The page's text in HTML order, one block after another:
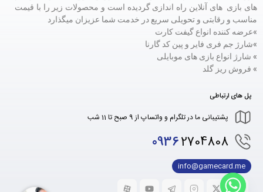
های بازی های آنلاین راه اندازی گردیده است و محصولات زیر را با قیمت
مناسب و رقابتی و تحویلی سریع در خدمت شما عزیزان میگذارد
»عرضه کننده انواع گیفت کارت
»شارژ جم فری فایر و پین کد گارنا
» شارژ انواع بازی های موبایلی
» فروش ریز گلد
پل های ارتباطی
پشتیبانی ما در تلگرام و واتساپ از 9 صبح تا 11 شب
09362704808
info@gamecard.me